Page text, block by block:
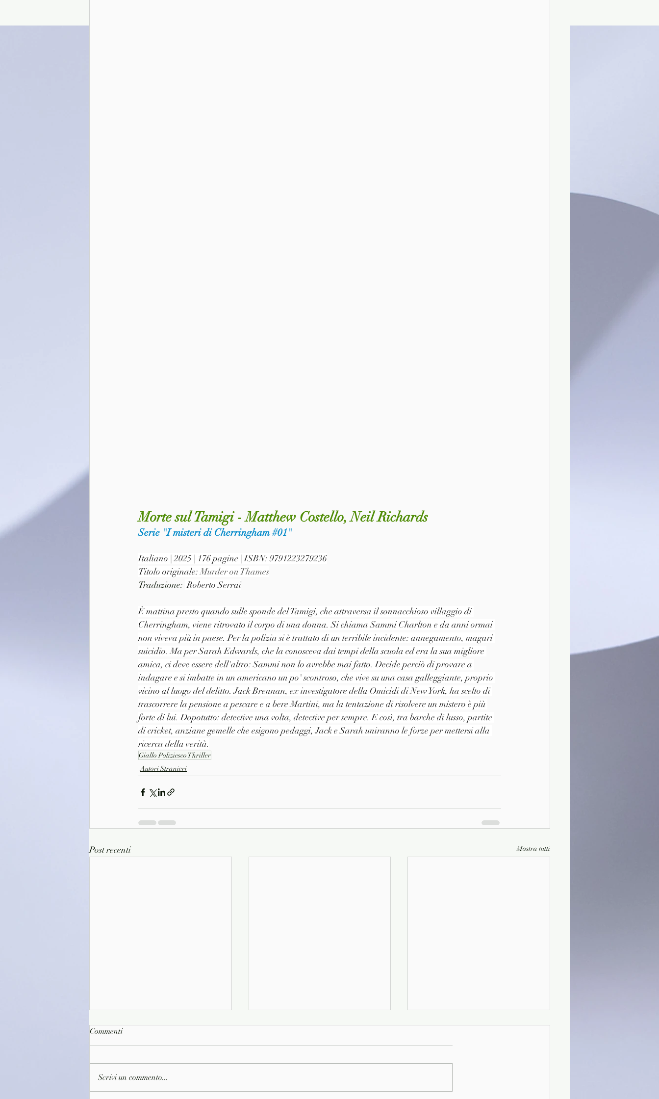
Morte sul Tamigi - Matthew Costello, Neil Richards
Serie "I misteri di Cherringham #01 "
Italiano | 2025 | 176 pagine | ISBN: 9791223279236
Titolo originale: Murder on Thames
Traduzione: Roberto Serrai
È mattina presto quando sulle sponde del Tamigi, che attraversa il sonnacchioso villaggio di
Cherringham, viene ritrovato il corpo di una donna. Si chiama Sammi Charlton e da anni ormai
non viveva più in paese. Per la polizia si è trattato di un terribile incidente: annegamento, magari
suicidio. Ma per Sarah Edwards, che la conosceva dai tempi della scuola ed era la sua migliore
amica, ci deve essere dell'altro: Sammi non lo avrebbe mai fatto. Decide perciò di provare a
indagare e si imbatte in un americano un po' scontroso, che vive su una casa galleggiante, proprio
vicino al luogo del delitto. Jack Brennan, ex investigatore della Omicidi di New York, ha scelto di
trascorrere la pensione a pescare e a bere Martini, ma la tentazione di risolvere un mistero è più
forte di lui. Dopotutto: detective una volta, detective per sempre. E così, tra barche di lusso, partite
di cricket, anziane gemelle che esigono pedaggi, Jack e Sarah uniranno le forze per mettersi alla
ricerca della verità.
Giallo Poliziesco Thriller
Autori Stranieri
Post recenti Mostra tutti
Commenti
Scrivi un commento...